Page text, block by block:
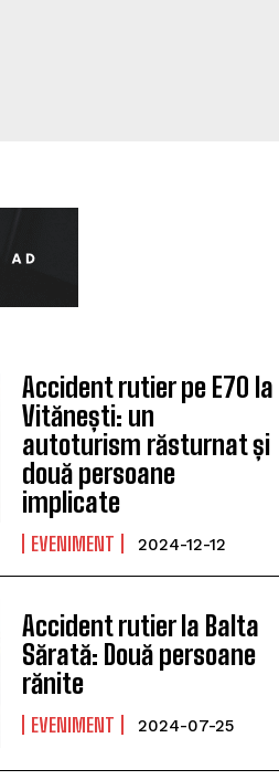
Accident rutier pe E70 la
Vitănești: un
autoturism răsturnat și
două persoane
implicate
EVENIMENT 2024-12-12
Accident rutier la Balta
Sărată: Două persoane
rănite
EVENIMENT 2024-07-25